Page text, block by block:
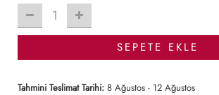
1
SEPETE EKLE
Tahmini Teslimat Tarihi: 8 Ağustos - 12 Ağustos